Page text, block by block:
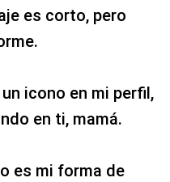
es corto, pero
icono en mi perfil,
en ti, mamá.
es mi forma de